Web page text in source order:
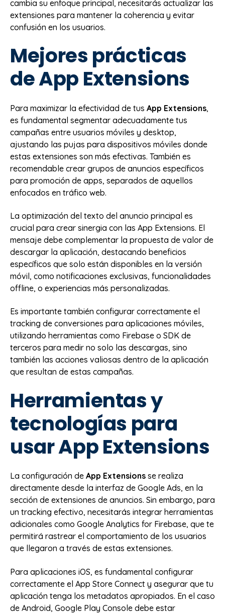
cambia su enfoque principal, necesitarás actualizar las
extensiones para mantener la coherencia y evitar
confusión en los usuarios.
Mejores prácticas
de App Extensions
Para maximizar la efectividad de tus App Extensions,
es fundamental segmentar adecuadamente tus
campañas entre usuarios móviles y desktop,
ajustando las pujas para dispositivos móviles donde
estas extensiones son más efectivas. También es
recomendable crear grupos de anuncios específicos
para promoción de apps, separados de aquellos
enfocados en tráfico web.
La optimización del texto del anuncio principal es
crucial para crear sinergia con las App Extensions. El
mensaje debe complementar la propuesta de valor de
descargar la aplicación, destacando beneficios
específicos que solo están disponibles en la versión
móvil, como notificaciones exclusivas, funcionalidades
offline, o experiencias más personalizadas.
Es importante también configurar correctamente el
tracking de conversiones para aplicaciones móviles,
utilizando herramientas como Firebase o SDK de
terceros para medir no solo las descargas, sino
también las acciones valiosas dentro de la aplicación
que resultan de estas campañas.
Herramientas y
tecnologías para
usar App Extensions
La configuración de App Extensions se realiza
directamente desde la interfaz de Google Ads, en la
sección de extensiones de anuncios. Sin embargo, para
un tracking efectivo, necesitarás integrar herramientas
adicionales como Google Analytics for Firebase, que te
permitirá rastrear el comportamiento de los usuarios
que llegaron a través de estas extensiones.
Para aplicaciones iOS, es fundamental configurar
correctamente el App Store Connect y asegurar que tu
aplicación tenga los metadatos apropiados. En el caso
de Android, Google Play Console debe estar